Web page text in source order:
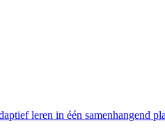
leren in één samenhangend